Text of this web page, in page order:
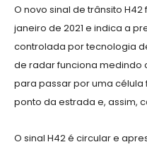
O novo sinal de trânsito
janeiro de 2021 e indica a
controlada por tecnologia
de radar funciona medindo
para passar por uma
ponto da estrada e, assim,
O sinal H42 é circular e